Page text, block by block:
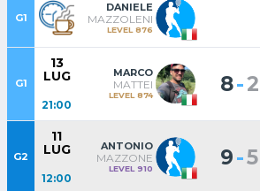
G1
DANIELE
MAZZOLENI
LEVEL 876
G1
13
LUG
21:00
MARCO
MATTEI
LEVEL 874 8-2
G2
11
LUG
12:00
ANTONIO
MAZZONE
LEVEL 910 9-5